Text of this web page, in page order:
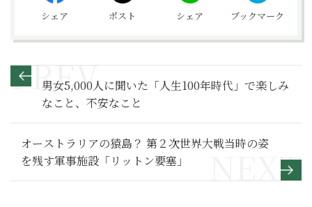
シェア ポスト シェア ブックマーク
男女5,000人に聞いた「人生100年時代」で楽しみ
なこと、不安なこと
オーストラリアの猿島？ 第２次世界大戦当時の姿
を残す軍事施設「リットン要塞」